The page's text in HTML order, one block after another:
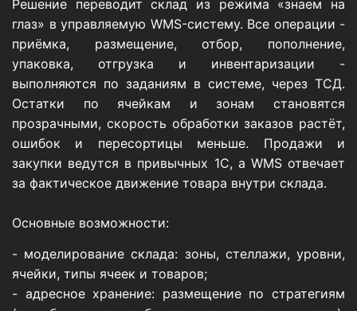
Решение переводит склад из режима «знаем на
глаз» в управляемую WMS-систему. Все операции -
приёмка, размещение, отбор, пополнение,
упаковка, отгрузка и инвентаризации -
выполняются по заданиям в системе, через ТСД.
Остатки по ячейкам и зонам становятся
прозрачными, скорость обработки заказов растёт,
ошибок и пересортицы меньше. Продажи и
закупки ведутся в привычных 1С, а WMS отвечает
за фактическое движение товара внутри склада.
Основные возможности:
- моделирование склада: зоны, стеллажи, уровни,
ячейки, типы ячеек и товаров;
- адресное хранение: размещение по стратегиям